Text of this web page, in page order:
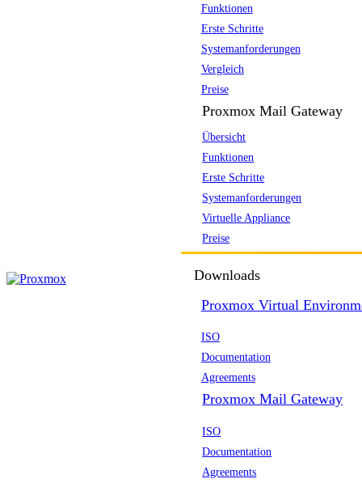
Funktionen
Erste Schritte
Systemanforderungen
Vergleich
Preise
Proxmox Mail Gateway
Übersicht
Funktionen
Erste Schritte
Systemanforderungen
Virtuelle Appliance
Preise
Downloads
Proxmox Virtual
ISO
Documentation
Agreements
Proxmox Mail Gateway
ISO
Documentation
Agreements